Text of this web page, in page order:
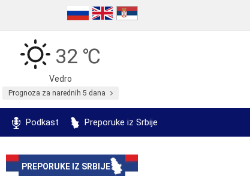
32 ℃
Vedro
Prognoza za narednih 5 dana
Podkast Preporuke iz Srbije
PREPORUKE IZ SRBIJE